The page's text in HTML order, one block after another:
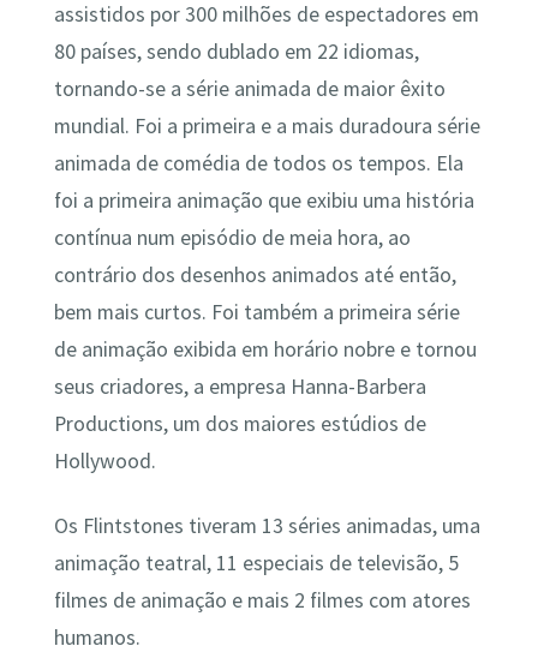
assistidos por 300 milhões de espectadores em
80 países, sendo dublado em 22 idiomas,
tornando-se a série animada de maior êxito
mundial. Foi a primeira e a mais duradoura série
animada de comédia de todos os tempos. Ela
foi a primeira animação que exibiu uma história
contínua num episódio de meia hora, ao
contrário dos desenhos animados até então,
bem mais curtos. Foi também a primeira série
de animação exibida em horário nobre e tornou
seus criadores, a empresa Hanna-Barbera
Productions, um dos maiores estúdios de
Hollywood.
Os Flintstones tiveram 13 séries animadas, uma
animação teatral, 11 especiais de televisão, 5
filmes de animação e mais 2 filmes com atores
humanos.